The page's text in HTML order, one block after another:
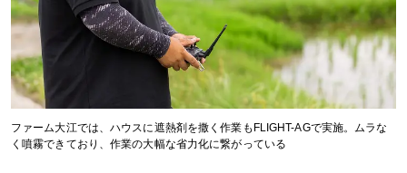
ファーム大江では、ハウスに遮熱剤を撒く作業もFLIGHT-AGで実施。ムラな
く噴霧できており、作業の大幅な省力化に繋がっている